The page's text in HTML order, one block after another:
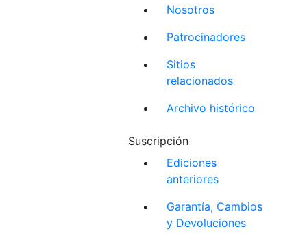
Nosotros
Patrocinadores
Sitios
relacionados
Archivo histórico
Suscripción
Ediciones
anteriores
Garantía, Cambios
y Devoluciones